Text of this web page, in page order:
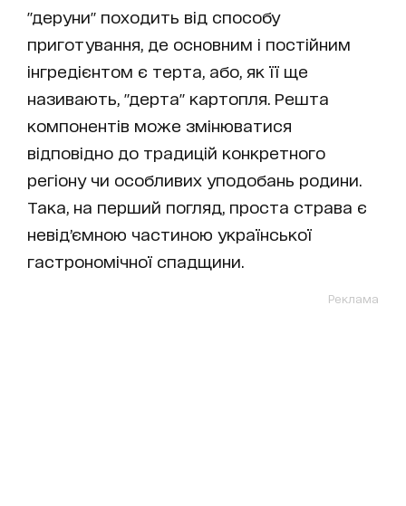
"деруни" походить від способу
приготування, де основним і постійним
інгредієнтом є терта, або, як її ще
називають, "дерта" картопля. Решта
компонентів може змінюватися
відповідно до традицій конкретного
регіону чи особливих уподобань родини.
Така, на перший погляд, проста страва є
невідʼємною частиною української
гастрономічної спадщини.
Реклама